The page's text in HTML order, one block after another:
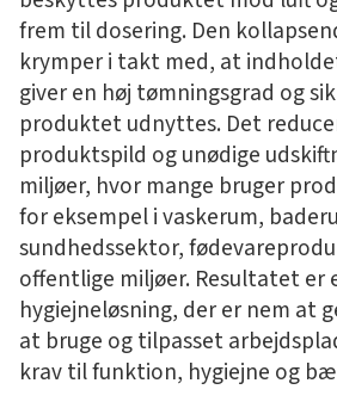
frem til dosering. Den
krymper i takt med, at
giver en høj tømningsgrad og
produktet udnyttes. Det
produktspild og unødige
miljøer, hvor mange bruger
for eksempel i vaskerum,
sundhedssektor,
offentlige miljøer. Resultatet er
hygiejneløsning, der er nem at
at bruge og tilpasset
krav til funktion, hygiejne og